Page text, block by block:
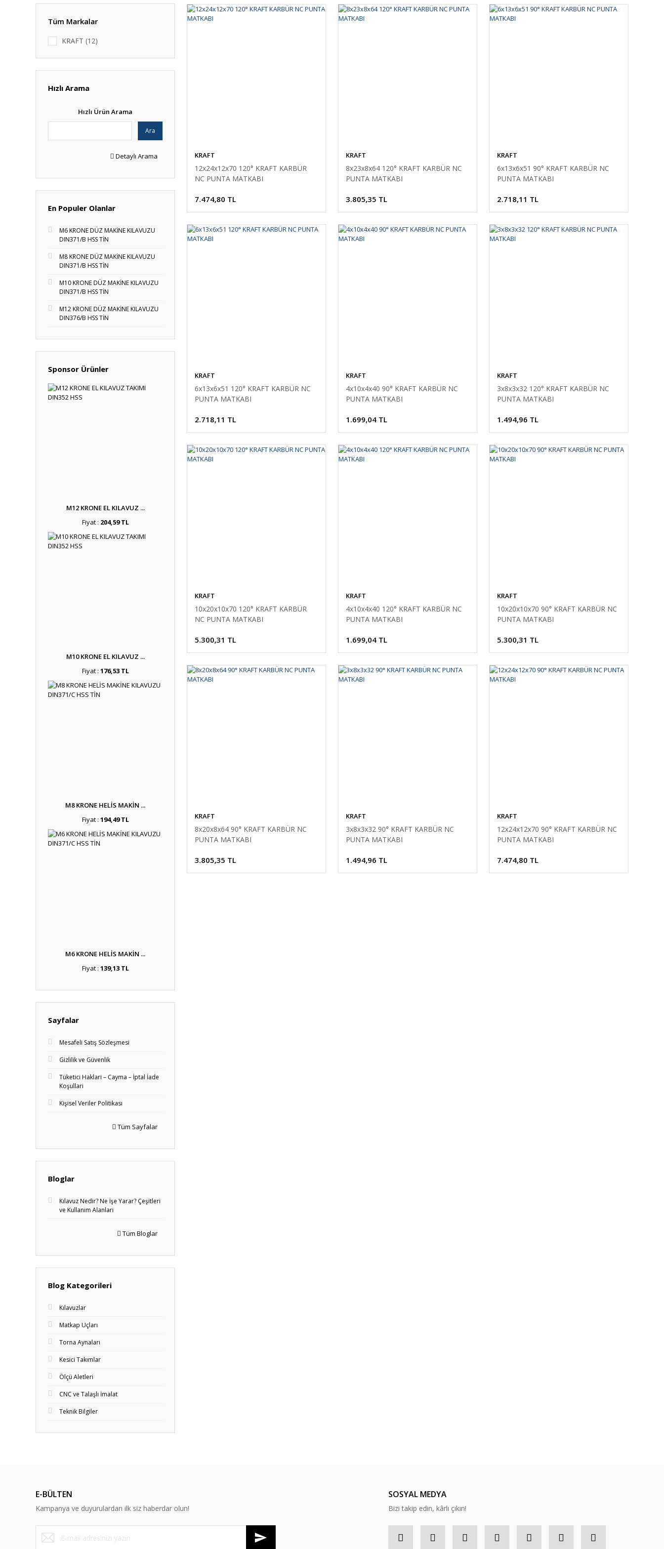
Tüm Markalar
KRAFT (12)
Hızlı Arama
Hızlı Ürün Arama
Ara
Detaylı Arama
En Populer Olanlar
M6 KRONE DÜZ MAKİNE KILAVUZU
DIN371/B HSS TİN
M8 KRONE DÜZ MAKİNE KILAVUZU
DIN371/B HSS TİN
M10 KRONE DÜZ MAKİNE KILAVUZU
DIN371/B HSS TİN
M12 KRONE DÜZ MAKİNE KILAVUZU
DIN376/B HSS TİN
Sponsor Ürünler
M12 KRONE EL KILAVUZ ...
Fiyat : 204,59 TL
M10 KRONE EL KILAVUZ ...
Fiyat : 176,53 TL
M8 KRONE HELİS MAKİN ...
Fiyat : 194,49 TL
M6 KRONE HELİS MAKİN ...
Fiyat : 139,13 TL
Sayfalar
Mesafeli Satış Sözleşmesi
Gizlilik ve Güvenlik
Tüketici Haklari – Cayma – İptal İade
Koşullari
Kişisel Veriler Politikası
Tüm Sayfalar
Bloglar
Kılavuz Nedir? Ne İşe Yarar? Çeşitleri
ve Kullanım Alanları
Tüm Bloglar
Blog Kategorileri
Kılavuzlar
Matkap Uçları
Torna Aynaları
Kesici Takımlar
Ölçü Aletleri
CNC ve Talaşlı İmalat
Teknik Bilgiler
KRAFT
12x24x12x70 120° KRAFT KARBÜR
NC PUNTA MATKABI
7.474,80 TL
KRAFT
8x23x8x64 120° KRAFT KARBÜR NC
PUNTA MATKABI
3.805,35 TL
KRAFT
6x13x6x51 90° KRAFT KARBÜR NC
PUNTA MATKABI
2.718,11 TL
KRAFT
6x13x6x51 120° KRAFT KARBÜR NC
PUNTA MATKABI
2.718,11 TL
KRAFT
4x10x4x40 90° KRAFT KARBÜR NC
PUNTA MATKABI
1.699,04 TL
KRAFT
3x8x3x32 120° KRAFT KARBÜR NC
PUNTA MATKABI
1.494,96 TL
KRAFT
10x20x10x70 120° KRAFT KARBÜR
NC PUNTA MATKABI
5.300,31 TL
KRAFT
4x10x4x40 120° KRAFT KARBÜR NC
PUNTA MATKABI
1.699,04 TL
KRAFT
10x20x10x70 90° KRAFT KARBÜR NC
PUNTA MATKABI
5.300,31 TL
KRAFT
8x20x8x64 90° KRAFT KARBÜR NC
PUNTA MATKABI
3.805,35 TL
KRAFT
3x8x3x32 90° KRAFT KARBÜR NC
PUNTA MATKABI
1.494,96 TL
KRAFT
12x24x12x70 90° KRAFT KARBÜR NC
PUNTA MATKABI
7.474,80 TL
E-BÜLTEN
Kampanya ve duyurulardan ilk siz haberdar olun!
SOSYAL MEDYA
Bizi takip edin, kârlı çıkın!